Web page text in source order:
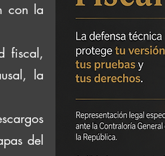
con la
fiscal,
la
del